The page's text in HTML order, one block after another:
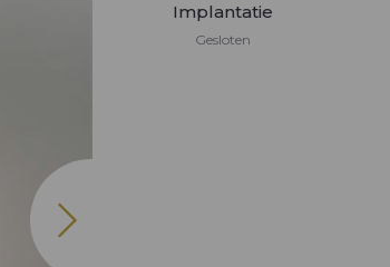
Implantatie
Gesloten